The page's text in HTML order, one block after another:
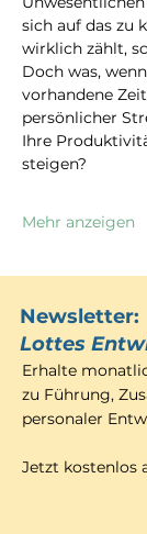
sich auf das zu
wirklich zählt,
Doch was,
vorhandene
persönlicher
Ihre
steigen?
Mehr anzeigen
Newsletter:
Lottes
Erhalte
zu Führung,
personaler
Jetzt kostenlos